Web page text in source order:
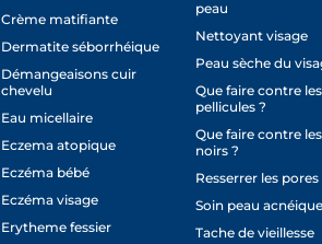
Crème matifiante
Dermatite séborrhéique
Démangeaisons cuir
chevelu
Eau micellaire
Eczema atopique
Eczéma bébé
Eczéma visage
Erytheme fessier
peau
Nettoyant visage
Peau sèche du
Que faire contre les
pellicules ?
Que faire contre
noirs ?
Resserrer les pores
Soin peau acnéique
Tache de vieillesse